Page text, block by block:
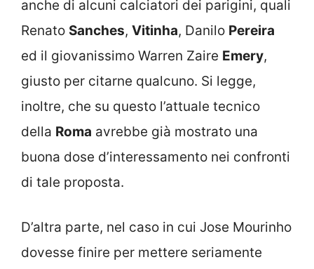
anche di alcuni calciatori dei parigini, quali
Renato Sanches, Vitinha, Danilo Pereira
ed il giovanissimo Warren Zaire Emery,
giusto per citarne qualcuno. Si legge,
inoltre, che su questo l’attuale tecnico
della Roma avrebbe già mostrato una
buona dose d’interessamento nei confronti
di tale proposta.
D’altra parte, nel caso in cui Jose Mourinho
dovesse finire per mettere seriamente